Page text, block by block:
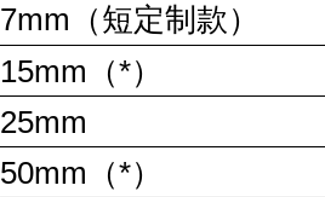
7mm （短定制款）
15mm （*）
25mm
50mm （*）